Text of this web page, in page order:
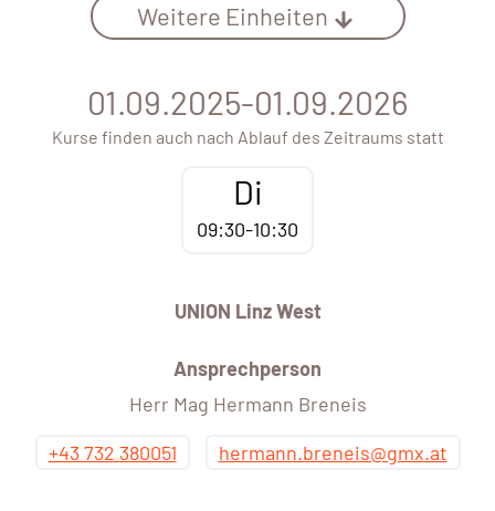
Weitere Einheiten
01.09.2025-01.09.2026
Kurse finden auch nach Ablauf des Zeitraums statt
Di
09:30-10:30
UNION Linz West
Ansprechperson
Herr Mag Hermann Breneis
+43 732 380051
hermann.breneis@gmx.at